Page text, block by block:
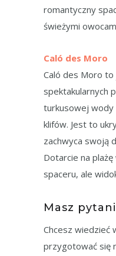
romantyczny
świeżymi
Caló des Moro
Caló des Moro
spektakularnych
turkusowej wody
klifów. Jest to
zachwyca swoją
Dotarcie na
spaceru, ale
Masz
Chcesz wiedzieć
przygotować się